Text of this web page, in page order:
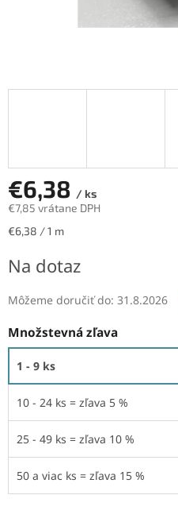
€6,38 / ks
€7,85 vrátane DPH
Jednotková
€6,38 / 1 m
Na dotaz
Môžeme doručiť do: 31.8.2026
Množstevná zľava
1 - 9 ks
10 - 24 ks = zľava 5 %
25 - 49 ks = zľava 10 %
50 a viac ks = zľava 15 %